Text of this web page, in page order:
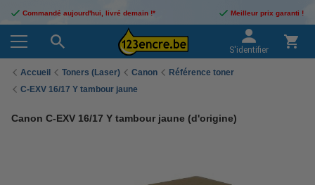
Commandé aujourd'hui, livré demain !* Meilleur prix garanti !
S'identifier
Accueil Toners (Laser) Canon
Référence toner
C-EXV 16/17 Y tambour jaune
Canon C-EXV 16/17 Y tambour jaune (d'origine)